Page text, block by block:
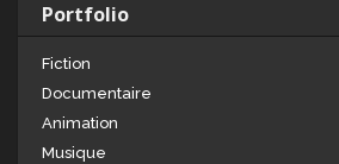
Portfolio
Fiction
Documentaire
Animation
Musique